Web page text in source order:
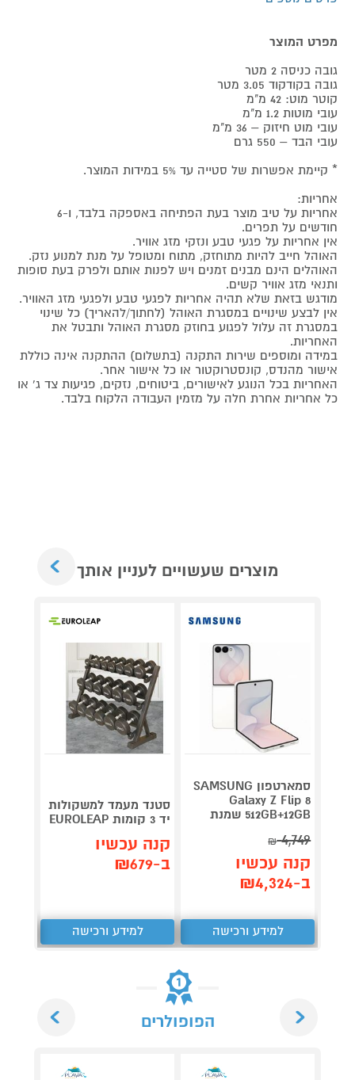
מפרט המוצר
גובה כניסה 2 מטר
גובה בקודקוד 3.05 מטר
קוטר מוט: 42 מ"מ
עובי מוטות 1.2 מ"מ
עובי מוט חיזוק – 36 מ"מ
עובי הבד – 550 גרם
* קיימת אפשרות של סטייה עד 5% במידות המוצר.
אחריות:
אחריות על טיב מוצר בעת הפתיחה באספקה בלבד, ו-6
חודשים על תפרים.
אין אחריות על פגעי טבע ונזקי מזג אוויר.
האוהל חייב להיות מתוחזק, מתוח ומטופל על מנת למנוע נזק.
האוהלים הינם מבנים זמנים ויש לפנות אותם ולפרק בעת סופות
ותנאי מזג אוויר קשים.
מודגש בזאת שלא תהיה אחריות לפגעי טבע ולפגעי מזג האוויר.
אין לבצע שינויים במסגרת האוהל (לחתוך/להאריך) כל שינוי
במסגרת זה עלול לפגוע בחוזק מסגרת האוהל ותבטל את
האחריות.
במידה ומוספים שירות התקנה (בתשלום) ההתקנה אינה כוללת
אישור מהנדס, קונסטרוקטור או כל אישור אחר.
האחריות בכל הנוגע לאישורים, ביטוחים, נזקים, פגיעות צד ג' או
כל אחריות אחרת חלה על מזמין העבודה הלקוח בלבד.
מוצרים שעשויים לעניין אותך
סמארטפון SAMSUNG
Galaxy Z Flip 8
512GB+12GB שמנת
4,749
₪
קנה עכשיו
ב-₪4,324
למידע ורכישה
סטנד מעמד למשקולות
יד 3 קומות EUROLEAP
קנה עכשיו
ב-₪679
למידע ורכישה
הפופולרים